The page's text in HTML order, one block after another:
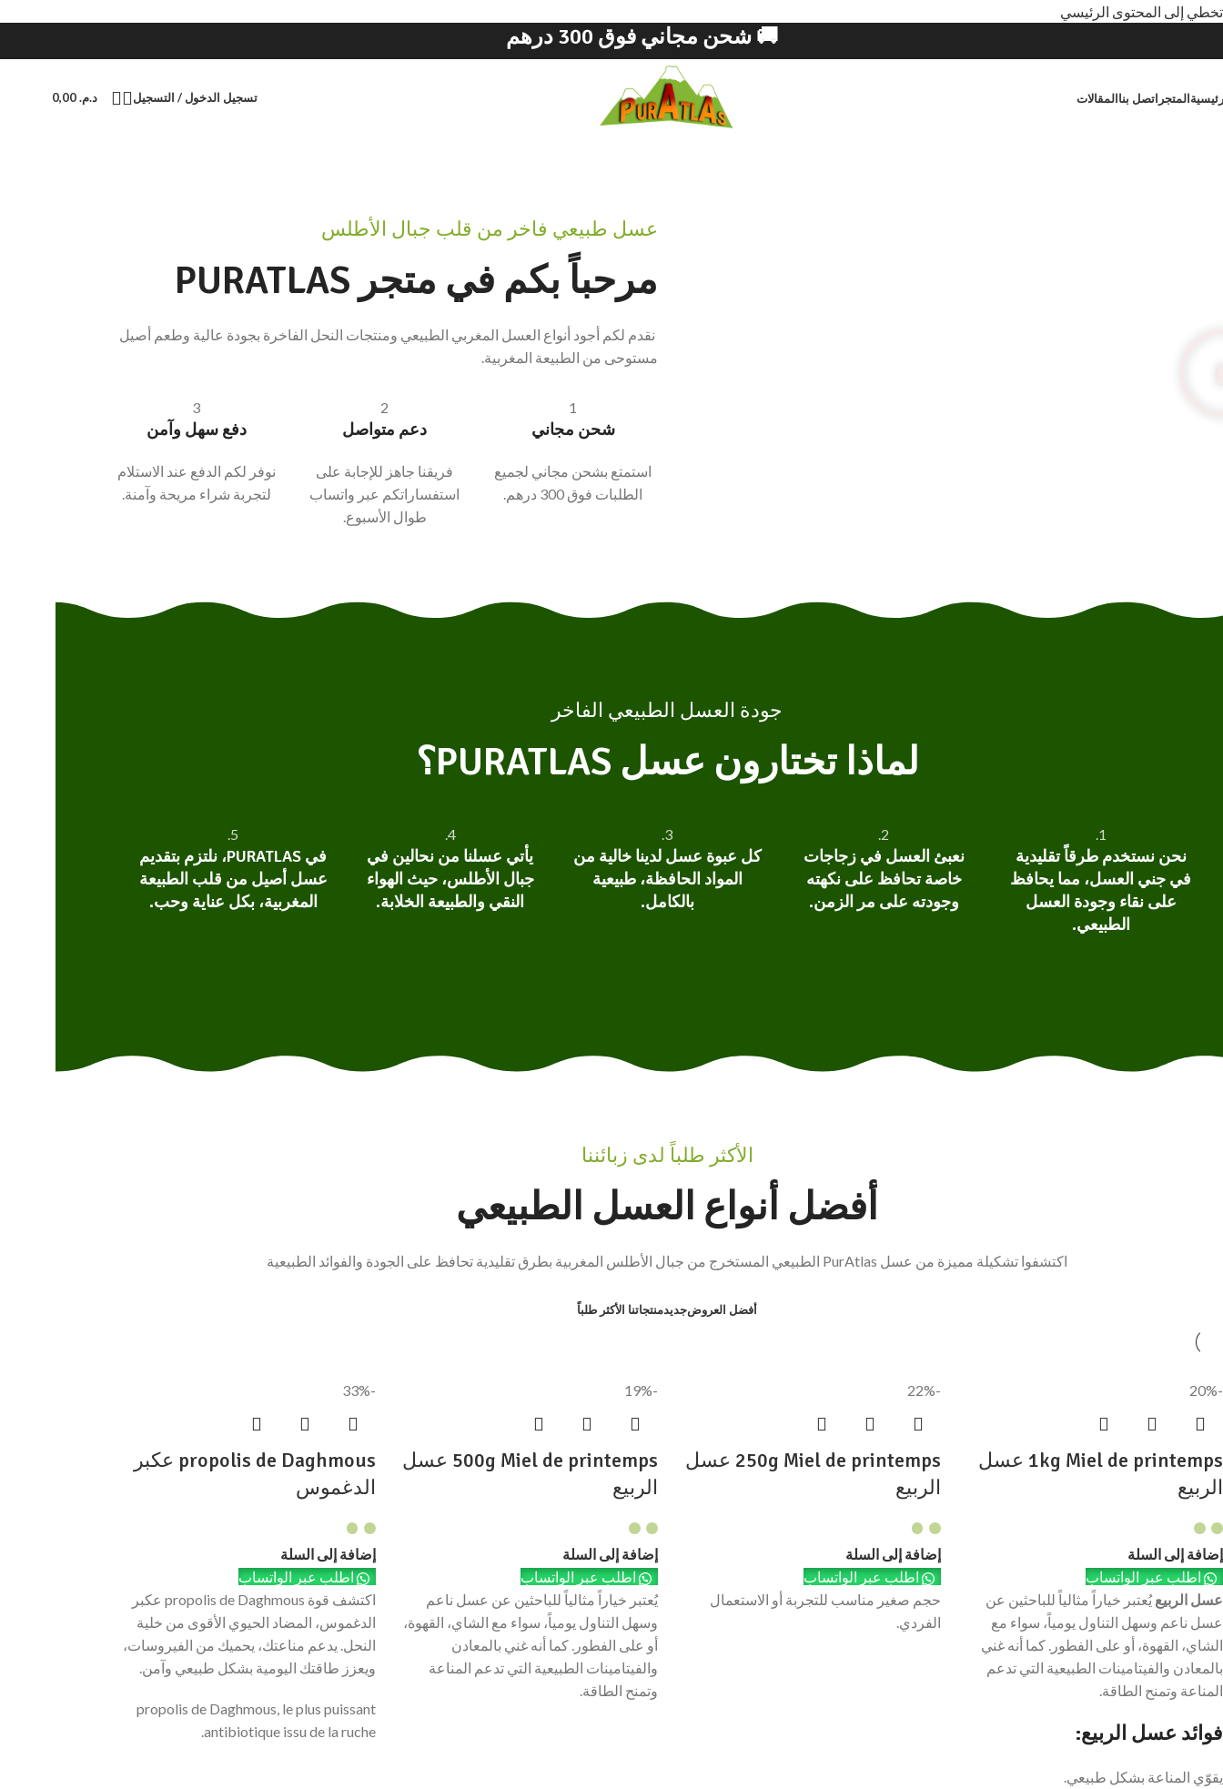
تخطي إلى المحتوى الرئيسي
🚚 شحن مجاني فوق 300 درهم
المتجر اتصل بناالمقالات تسجيل الدخول / التسجيل د.م.0,00
أندر وأفخم أنواع
طاقة
طبيعية
يومية
اكتشف المزيد
عسل طبيعي فاخر من قلب جبال الأطلس
مرحباً بكم في متجر PURATLAS
نقدم لكم أجود أنواع العسل المغربي الطبيعي ومنتجات النحل الفاخرة بجودة عالية وطعم أصيل
مستوحى من الطبيعة المغربية.
1
شحن مجاني
استمتع بشحن مجاني لجميع
الطلبات فوق 300 درهم.
2
دعم متواصل
فريقنا جاهز للإجابة على
استفساراتكم عبر واتساب
طوال الأسبوع.
3
دفع سهل وآمن
نوفر لكم الدفع عند الاستلام
لتجربة شراء مريحة وآمنة.
جودة العسل الطبيعي الفاخر
لماذا تختارون عسل PURATLAS؟
1.
نحن نستخدم طرقاً تقليدية
في جني العسل، مما يحافظ
على نقاء وجودة العسل
الطبيعي.
2.
نعبئ العسل في زجاجات
خاصة تحافظ على نكهته
وجودته على مر الزمن.
3.
كل عبوة عسل لدينا خالية من
المواد الحافظة، طبيعية
بالكامل.
4.
يأتي عسلنا من نحالين في
جبال الأطلس، حيث الهواء
النقي والطبيعة الخلابة.
5.
في PURATLAS، نلتزم بتقديم
عسل أصيل من قلب الطبيعة
المغربية، بكل عناية وحب.
الأكثر طلباً لدى زبائننا
أفضل أنواع العسل الطبيعي
اكتشفوا تشكيلة مميزة من عسل PurAtlas الطبيعي المستخرج من جبال الأطلس المغربية بطرق تقليدية تحافظ على الجودة والفوائد الطبيعية
أفضل العروضجديدمنتجاتنا الأكثر طلباً
-20%
1kg Miel de printemps عسل
الربيع
إضافة إلى السلة
اطلب عبر الواتساب
عسل الربيعيُعتبر خياراً مثالياً للباحثين عن
عسل ناعم وسهل التناول يومياً، سواء مع
الشاي، القهوة، أو على الفطور. كما أنه غني
بالمعادن والفيتامينات الطبيعية التي تدعم
المناعة وتمنح الطاقة.
فوائد عسل الربيع:
يقوّي المناعة بشكل طبيعي.
-22%
250g Miel de printemps عسل
الربيع
إضافة إلى السلة
اطلب عبر الواتساب
حجم صغير مناسب للتجربة أو الاستعمال
الفردي.
-19%
500g Miel de printemps عسل
الربيع
إضافة إلى السلة
اطلب عبر الواتساب
يُعتبر خياراً مثالياً للباحثين عن عسل ناعم
وسهل التناول يومياً، سواء مع الشاي، القهوة،
أو على الفطور. كما أنه غني بالمعادن
والفيتامينات الطبيعية التي تدعم المناعة
وتمنح الطاقة.
-33%
propolis de Daghmous عكبر
الدغموس
إضافة إلى السلة
اطلب عبر الواتساب
اكتشف قوة propolis de Daghmous عكبر
الدغموس، المضاد الحيوي الأقوى من خلية
النحل. يدعم مناعتك، يحميك من الفيروسات،
ويعزز طاقتك اليومية بشكل طبيعي وآمن.
propolis de Daghmous, le plus puissant
antibiotique issu de la ruche.